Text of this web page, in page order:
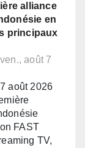
alliance
en
principaux
août 7
août 2026
FAST
TV,